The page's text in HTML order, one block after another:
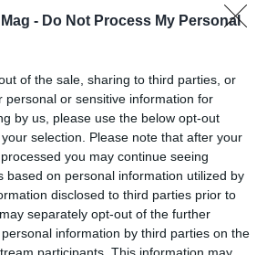
- Do Not Process My Personal
of the sale, sharing to third parties, or
personal or sensitive information for
by us, please use the below opt-out
selection. Please note that after your
you may continue seeing
based on personal information utilized by
disclosed to third parties prior to
separately opt-out of the further
information by third parties on the